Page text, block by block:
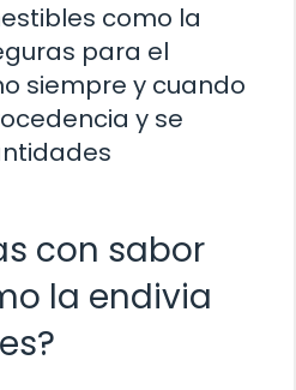
como la
para el
siempre y cuando
y se
con sabor
la endivia